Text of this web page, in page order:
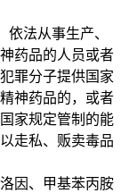
法从事生产、
药品的人员或者
罪分子提供国家
神药品的，或者
家规定管制的能
走私、贩卖毒品
因、甲基苯丙胺